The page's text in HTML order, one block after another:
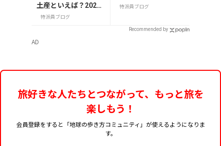
土産といえば？2025
年版
特派員ブログ
特派員ブログ
Recommended by
AD
旅好きな人たちとつながって、もっと旅を
楽しもう！
会員登録をすると「地球の歩き方コミュニティ」が使えるようになりま
す。